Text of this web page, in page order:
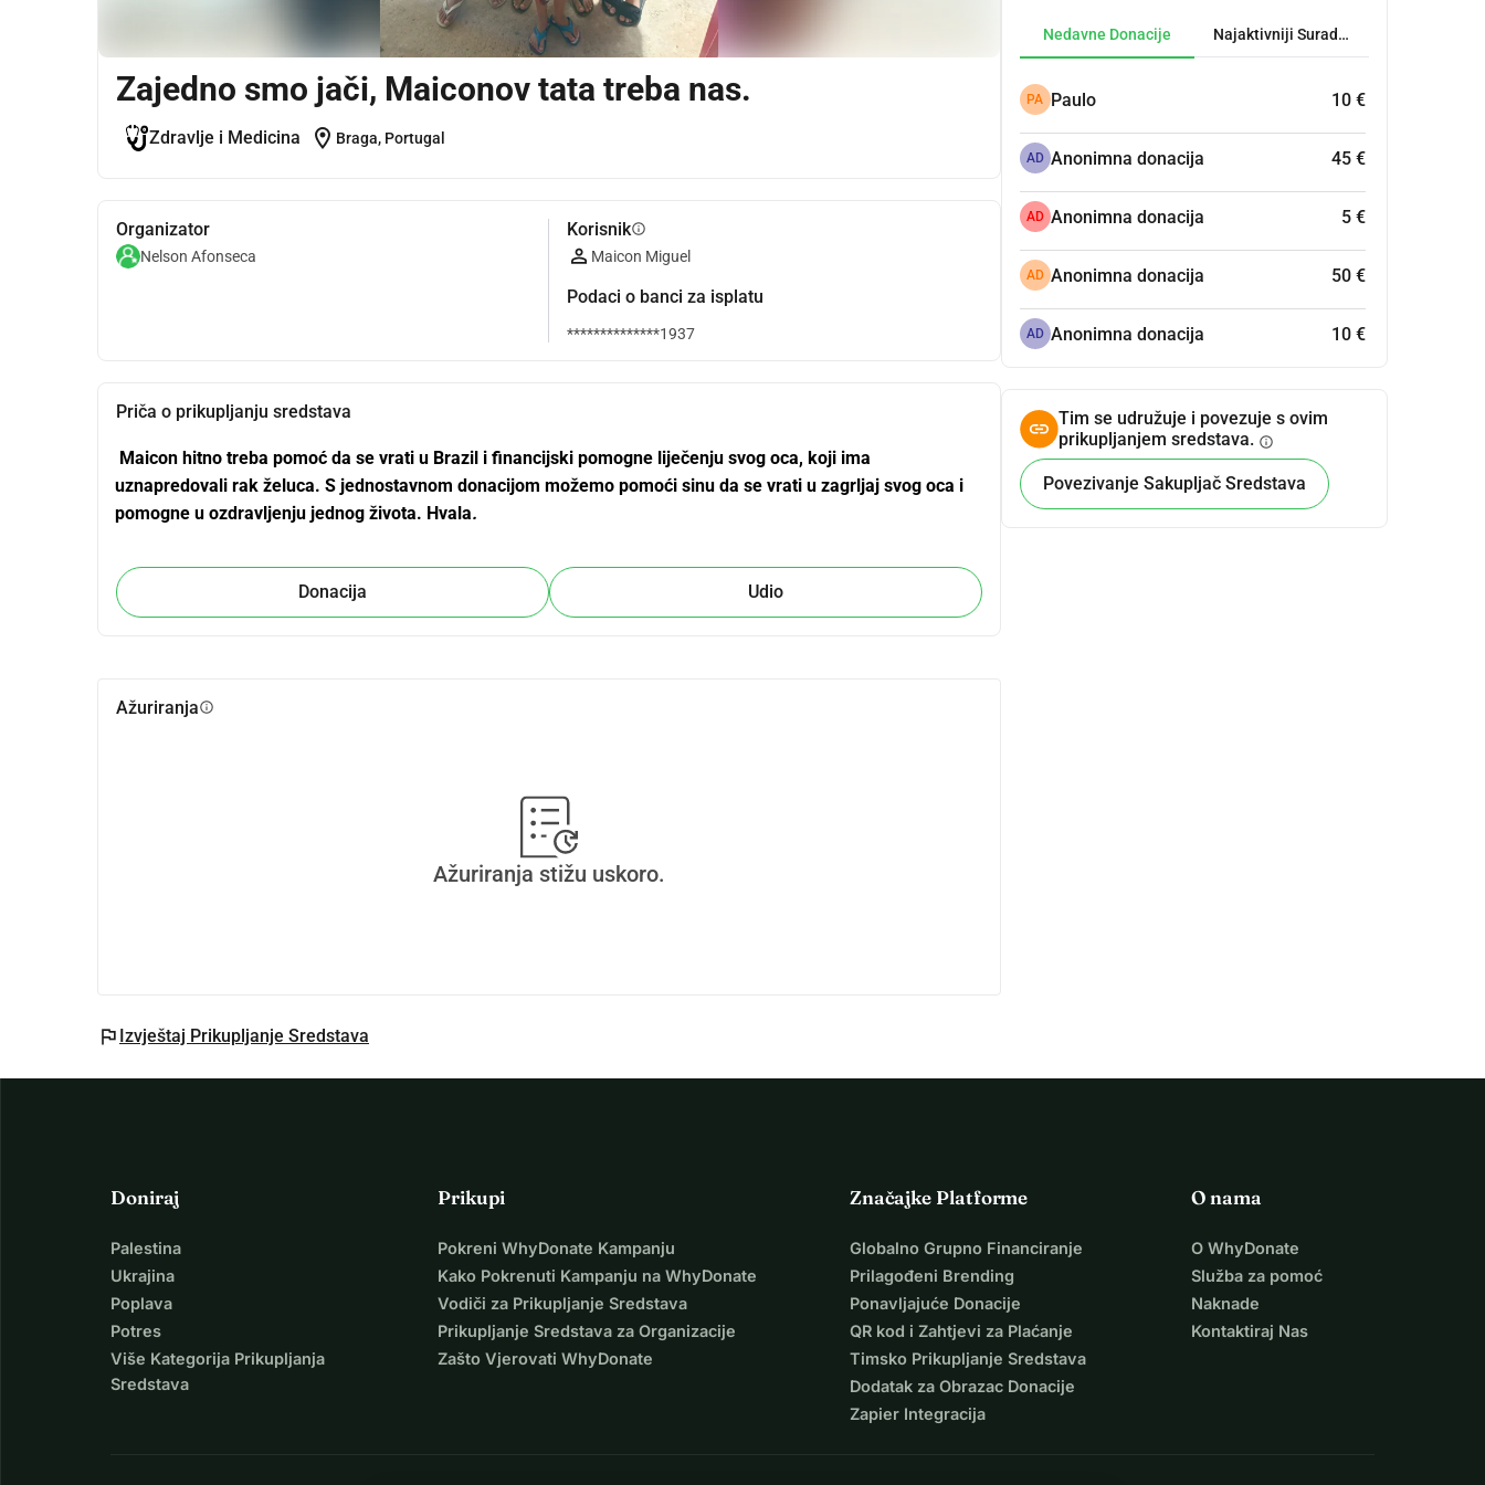
Zajedno smo jači, Maiconov tata treba nas.
Zdravlje i Medicina location_on Braga, Portugal
Organizator
Nelson Afonseca
Korisnikinfo
Maicon Miguel
Podaci o banci za isplatu
**************1937
Priča o prikupljanju sredstava
uznapredovali rak želuca. S jednostavnom donacijom možemo pomoći sinu da se vrati u zagrljaj svog oca i
pomogne u ozdravljenju jednog života. Hvala.
Donacija Udio
Ažuriranjainfo
Ažuriranja stižu uskoro.
flag Izvještaj Prikupljanje Sredstava
Nedavne Donacije Najaktivniji Suradnici
PA Paulo 10 €
AD Anonimna donacija 45 €
AD Anonimna donacija 5 €
AD Anonimna donacija 50 €
AD Anonimna donacija 10 €
Tim se udružuje i povezuje s ovim
prikupljanjem sredstava. info
Povezivanje Sakupljač Sredstava
Doniraj
Palestina
Ukrajina
Poplava
Potres
Više Kategorija Prikupljanja
Sredstava
Prikupi
Pokreni WhyDonate Kampanju
Kako Pokrenuti Kampanju na WhyDonate
Vodiči za Prikupljanje Sredstava
Prikupljanje Sredstava za Organizacije
Zašto Vjerovati WhyDonate
Značajke Platforme
Globalno Grupno Financiranje
Prilagođeni Brending
Ponavljajuće Donacije
QR kod i Zahtjevi za Plaćanje
Timsko Prikupljanje Sredstava
Dodatak za Obrazac Donacije
Zapier Integracija
O nama
O WhyDonate
Služba za pomoć
Naknade
Kontaktiraj Nas